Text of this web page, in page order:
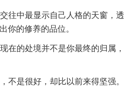
中最显示自己人格的天窗，透
你的修养的品位。
的处境并不是你最终的归属，
是很好，却比以前来得坚强。